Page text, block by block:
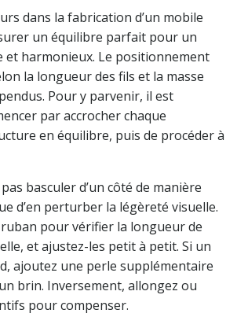
dans la fabrication d’un mobile
un équilibre parfait pour un
et harmonieux. Le positionnement
la longueur des fils et la masse
Pour y parvenir, il est
par accrocher chaque
en équilibre, puis de procéder à
basculer d’un côté de manière
d’en perturber la légèreté visuelle.
pour vérifier la longueur de
et ajustez-les petit à petit. Si un
ajoutez une perle supplémentaire
brin. Inversement, allongez ou
pour compenser.